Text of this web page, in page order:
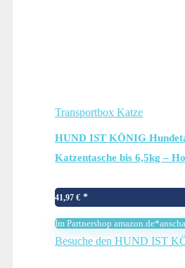
Transportbox Katze
HUND IST KÖNIG
Katzentasche bis 6,5kg –
Katzen – Faltbare mobile
Hunde & Katzen
41,97 €
Im Partnershop
Besuche den HUND IST